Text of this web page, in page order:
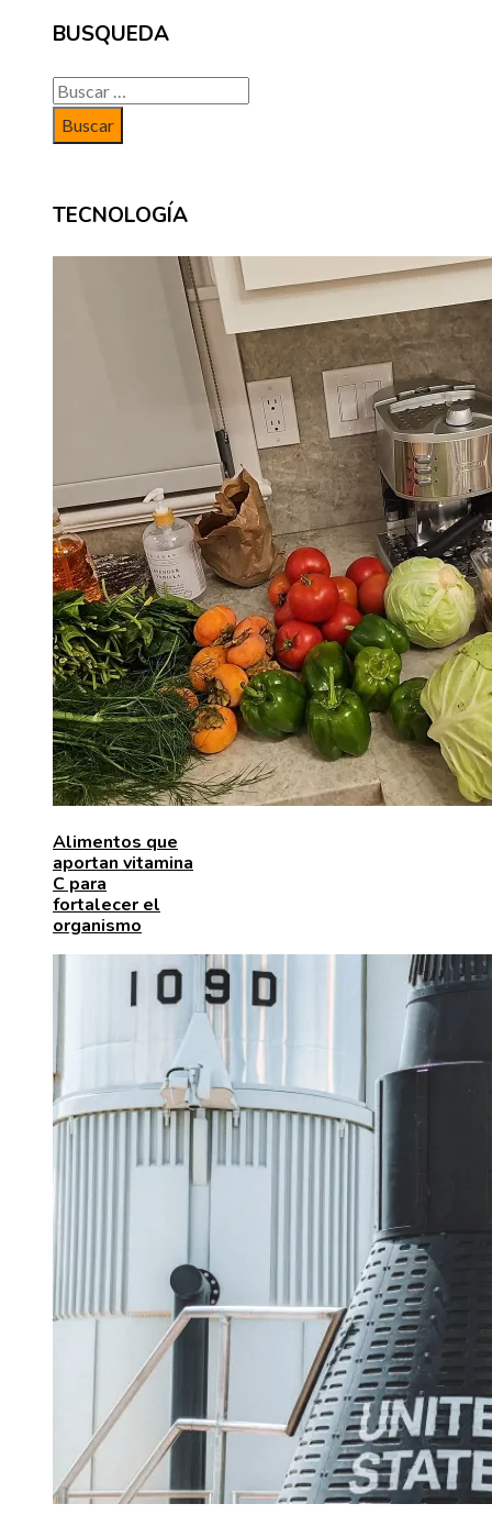
BUSQUEDA
Buscar:
TECNOLOGÍA
Alimentos que
aportan vitamina
C para
fortalecer el
organismo